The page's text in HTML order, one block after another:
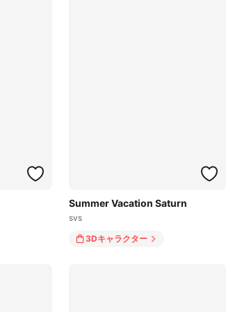
Summer Vacation Saturn
svs
3Dキャラクター